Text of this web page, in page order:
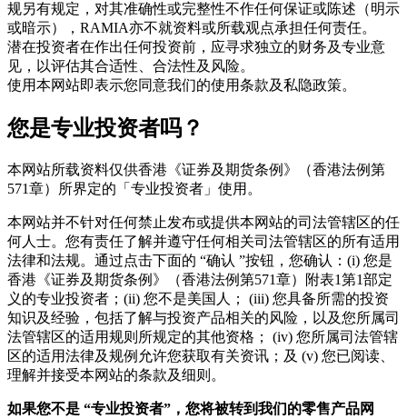
规另有规定，对其准确性或完整性不作任何保证或陈述（明示
或暗示），RAMIA亦不就资料或所载观点承担任何责任。
潜在投资者在作出任何投资前，应寻求独立的财务及专业意
见，以评估其合适性、合法性及风险。
使用本网站即表示您同意我们的使用条款及私隐政策。
您是专业投资者吗？
本网站所载资料仅供香港《证券及期货条例》（香港法例第
571章）所界定的「专业投资者」使用。
本网站并不针对任何禁止发布或提供本网站的司法管辖区的任
何人士。您有责任了解并遵守任何相关司法管辖区的所有适用
法律和法规。通过点击下面的 “确认 ”按钮，您确认：(i) 您是
香港《证券及期货条例》（香港法例第571章）附表1第1部定
义的专业投资者；(ii) 您不是美国人； (iii) 您具备所需的投资
知识及经验，包括了解与投资产品相关的风险，以及您所属司
法管辖区的适用规则所规定的其他资格； (iv) 您所属司法管辖
区的适用法律及规例允许您获取有关资讯；及 (v) 您已阅读、
理解并接受本网站的条款及细则。
如果您不是 “专业投资者” ，您将被转到我们的零售产品网